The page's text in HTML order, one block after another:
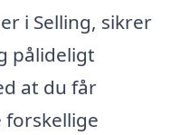
i Selling, sikrer
pålideligt
at du får